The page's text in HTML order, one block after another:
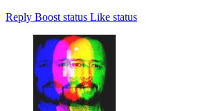
Reply Boost status Like status